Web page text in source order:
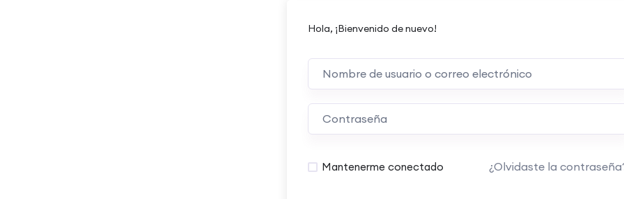
Hola, ¡Bienvenido de nuevo!
Mantenerme conectado ¿Olvidaste la